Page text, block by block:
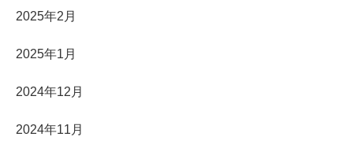
2025年2月
2025年1月
2024年12月
2024年11月